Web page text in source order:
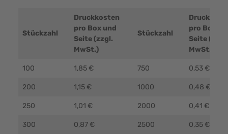
Stückzahl
Druckkosten
pro Box und
Seite (zzgl.
MwSt.)
Stückzahl
pro Box
Seite (zzgl.
MwSt.)
100 1,85 € 750 0,53 €
200 1,15 € 1000 0,48 €
250 1,01 € 2000 0,41 €
300 0,87 € 2500 0,35 €